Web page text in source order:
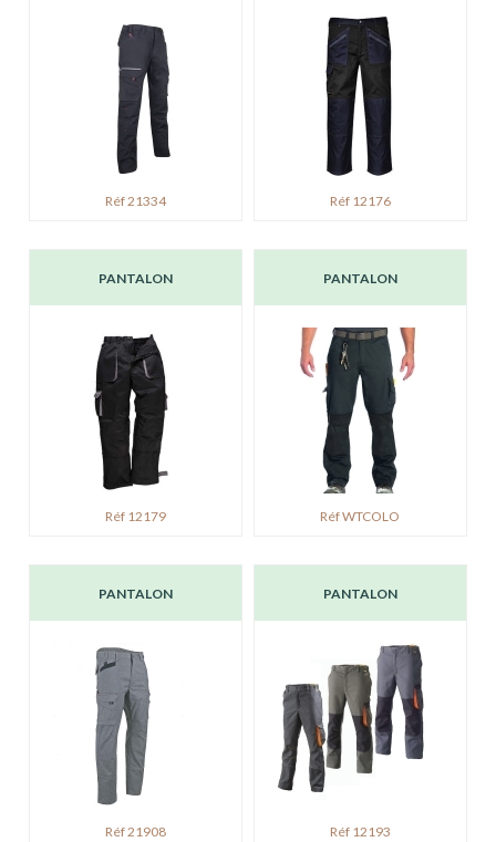
Réf 21334 Réf 12176
PANTALON
Réf 12179
PANTALON
Réf WTCOLO
PANTALON
Réf 21908
PANTALON
Réf 12193